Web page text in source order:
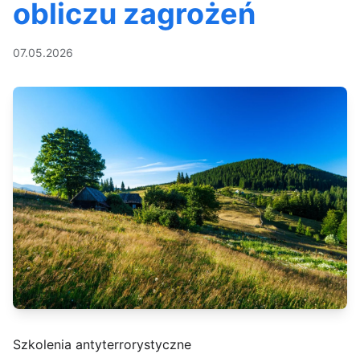
obliczu zagrożeń
07.05.2026
Szkolenia antyterrorystyczne